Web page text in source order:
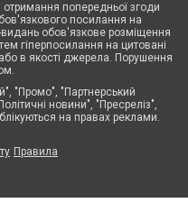
отримання попередньої згоди
посилання на
видань обов'язкове розміщення
гіперпосилання на цитовані
в якості джерела. Порушення
"Промо", "Партнерський
новини", "Пресреліз",
на правах реклами.
Правила